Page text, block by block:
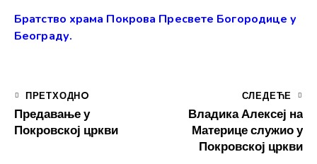
Братство храма Покрова Пресвете Богородице у
Београду.
ПРЕТХОДНO
Предавање у
Покровској цркви
СЛЕДЕЋЕ
Владика Алексеј на
Материце служио у
Покровској цркви